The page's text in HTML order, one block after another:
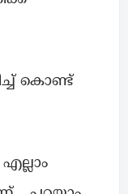
കൊണ്ട്